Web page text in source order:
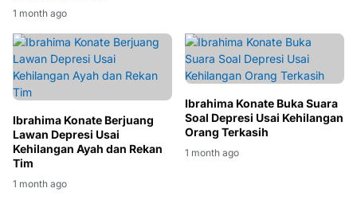
1 month ago
Ibrahima Konate Berjuang
Lawan Depresi Usai
Kehilangan Ayah dan Rekan
Tim
1 month ago
Ibrahima Konate Buka Suara
Soal Depresi Usai Kehilangan
Orang Terkasih
1 month ago